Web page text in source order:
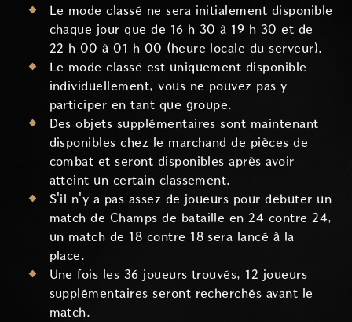
Le mode classé ne sera initialement disponible
chaque jour que de 16 h 30 à 19 h 30 et de
22 h 00 à 01 h 00 (heure locale du serveur).
Le mode classé est uniquement disponible
individuellement, vous ne pouvez pas y
participer en tant que groupe.
Des objets supplémentaires sont maintenant
disponibles chez le marchand de pièces de
combat et seront disponibles après avoir
atteint un certain classement.
S'il n'y a pas assez de joueurs pour débuter un
match de Champs de bataille en 24 contre 24,
un match de 18 contre 18 sera lancé à la
place.
Une fois les 36 joueurs trouvés, 12 joueurs
supplémentaires seront recherchés avant le
match.